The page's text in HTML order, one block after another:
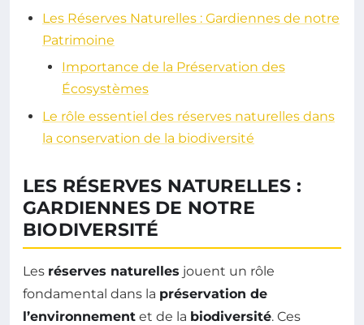
Les Réserves Naturelles : Gardiennes de notre
Patrimoine
Importance de la Préservation des
Écosystèmes
Le rôle essentiel des réserves naturelles dans
la conservation de la biodiversité
LES RÉSERVES NATURELLES :
GARDIENNES DE NOTRE
BIODIVERSITÉ
Les réserves naturelles jouent un rôle
fondamental dans la préservation de
l’environnement et de la biodiversité. Ces